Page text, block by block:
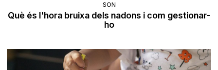
SON
Què és l'hora bruixa dels nadons i com gestionar-
ho